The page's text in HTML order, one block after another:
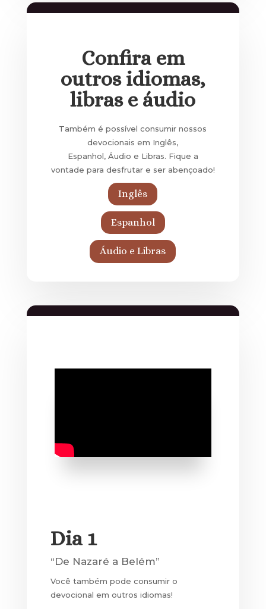
Confira em
outros idiomas,
libras e áudio
Também é possível consumir nossos
devocionais em Inglês,
Espanhol, Áudio e Libras. Fique a
vontade para desfrutar e ser abençoado!
Inglês
Espanhol
Áudio e Libras
Dia 1
“De Nazaré a Belém”
Você também pode consumir o
devocional em outros idiomas!